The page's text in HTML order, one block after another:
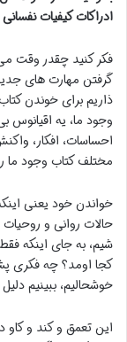
ادراکات کیفیات
فکر کنید چقدر وقت
گرفتن مهارت های
ذاریم برای خوندن
وجود ما، یه اقیانوس
احساسات، افکار،
مختلف کتاب وجود
خواندن خود یعنی
حالات روانی و
شیم، به جای اینکه
کجا اومد؟ چه فکری
خوشحالیم، ببینیم
این تعمق و کند و کاو